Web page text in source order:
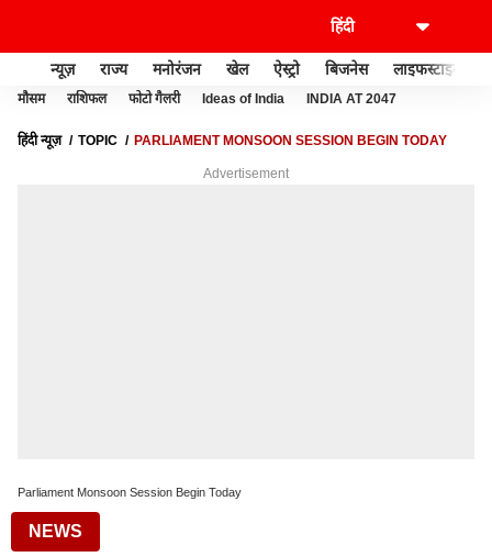
न्यूज़ राज्य मनोरंजन खेल ऐस्ट्रो बिजनेस लाइफस्टाइल
मौसम राशिफल फोटो गैलरी Ideas of India INDIA AT 2047
हिंदी न्यूज़ TOPIC PARLIAMENT MONSOON SESSION BEGIN TODAY
Advertisement
Parliament Monsoon Session Begin Today
NEWS